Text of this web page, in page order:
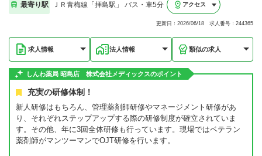
最寄り駅 ＪＲ青梅線「拝島駅」 バス・車5分 アクセス
更新日：2026/06/18 求人番号：244365
求人情報 法人情報 類似の求人
しんわ薬局 昭島店 株式会社メディックスのポイント
充実の研修体制！
新人研修はもちろん、管理薬剤師研修やマネージメント研修があ
り、それぞれステップアップする際の研修制度が確立されていま
す。その他、年に3回全体研修も行っています。現場ではベテラン
薬剤師がマンツーマンでOJT研修を行います。